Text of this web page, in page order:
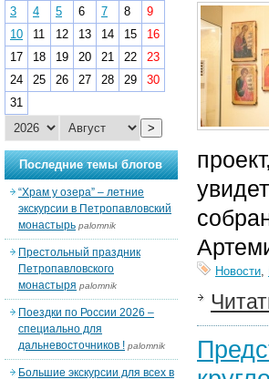
Новости,
3
4 5 6 7 8
9
10
11 12 13 14 15
16
17
18 19 20 21 22
23
24
25 26 27 28 29
30
31
>
Последние темы блогов
“Храм у озера” – летние
экскурсии в Петропавловский
монастырь palomnik
Престольный праздник
Петропавловского
монастыря palomnik
Поездки по России 2026 –
специально для
дальневосточников ! palomnik
Большие экскурсии для всех в